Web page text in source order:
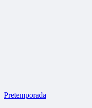
Pretemporada